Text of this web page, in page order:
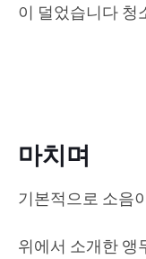
이 덜었습니다 청
마치며
기본적으로 소음
위에서 소개한 앵